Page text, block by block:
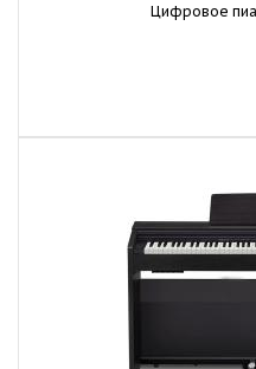
Цифровое